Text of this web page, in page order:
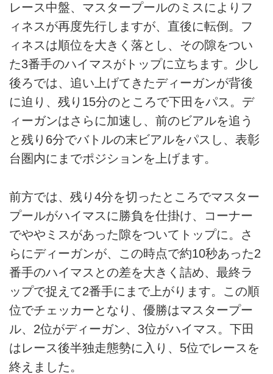
レース中盤、マスタープールのミスによりフ
ィネスが再度先行しますが、直後に転倒。フ
ィネスは順位を大きく落とし、その隙をつい
た3番手のハイマスがトップに立ちます。少し
後ろでは、追い上げてきたディーガンが背後
に迫り、残り15分のところで下田をパス。デ
ィーガンはさらに加速し、前のビアルを追う
と残り6分でバトルの末ビアルをパスし、表彰
台圏内にまでポジションを上げます。
前方では、残り4分を切ったところでマスター
プールがハイマスに勝負を仕掛け、コーナー
でややミスがあった隙をついてトップに。さ
らにディーガンが、この時点で約10秒あった2
番手のハイマスとの差を大きく詰め、最終ラ
ップで捉えて2番手にまで上がります。この順
位でチェッカーとなり、優勝はマスタープー
ル、2位がディーガン、3位がハイマス。下田
はレース後半独走態勢に入り、5位でレースを
終えました。